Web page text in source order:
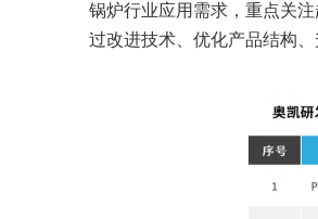
锅炉行业应用需求，重点关注
过改进技术、优化产品结构、